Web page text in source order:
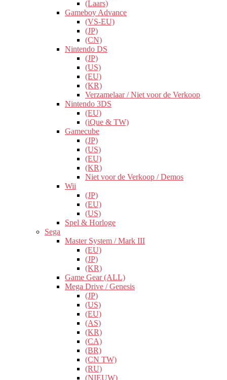
(Laars)
Gameboy Advance
(VS-EU)
(JP)
(CN)
Nintendo DS
(JP)
(US)
(EU)
(KR)
Verzamelaar / Niet voor de Verkoop
Nintendo 3DS
(EU)
(iQue & TW)
Gamecube
(JP)
(US)
(EU)
(KR)
Niet voor de Verkoop / Demos
Wii
(JP)
(EU)
(US)
Spel & Horloge
Sega
Master System / Mark III
(EU)
(JP)
(KR)
Game Gear (ALL)
Mega Drive / Genesis
(JP)
(US)
(EU)
(AS)
(KR)
(CA)
(BR)
(CN TW)
(RU)
(NIEUW)